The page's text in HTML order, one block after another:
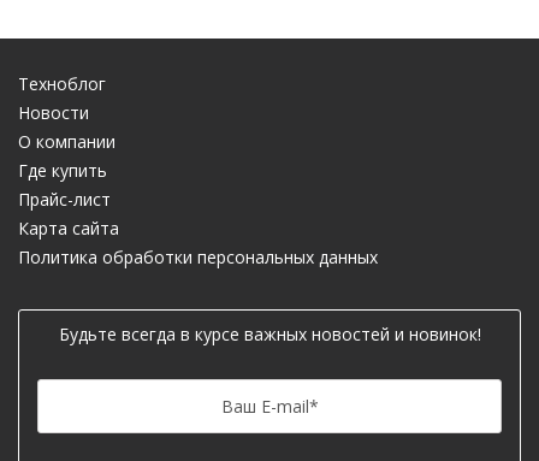
Техноблог
Новости
О компании
Где купить
Прайс-лист
Карта сайта
Политика обработки персональных данных
Будьте всегда в курсе важных новостей и новинок!
Ваш E-mail*